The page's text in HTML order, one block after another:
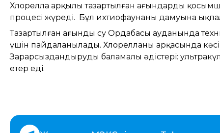
Хлорелла арқылы тазартылған ағындарды
процесі жүреді. Бұл ихтиофаунаның дамуына
Тазартылған ағынды су Ордабасы ауданында
үшін пайдаланылады. Хлорелланың арқасында
Зарарсыздандырудың баламалы әдістері:
етер еді.